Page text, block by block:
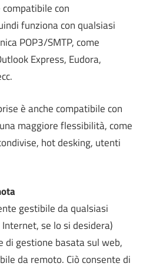
con
funziona con qualsiasi
POP3/SMTP, come
Express, Eudora,
è anche compatibile con
maggiore flessibilità, come
hot desking, utenti
gestibile da qualsiasi
se lo si desidera)
di gestione basata sul web,
da remoto. Ciò consente di